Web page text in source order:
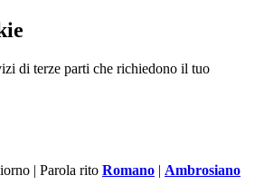
di terze parti che richiedono il tuo
| Parola rito Romano | Ambrosiano